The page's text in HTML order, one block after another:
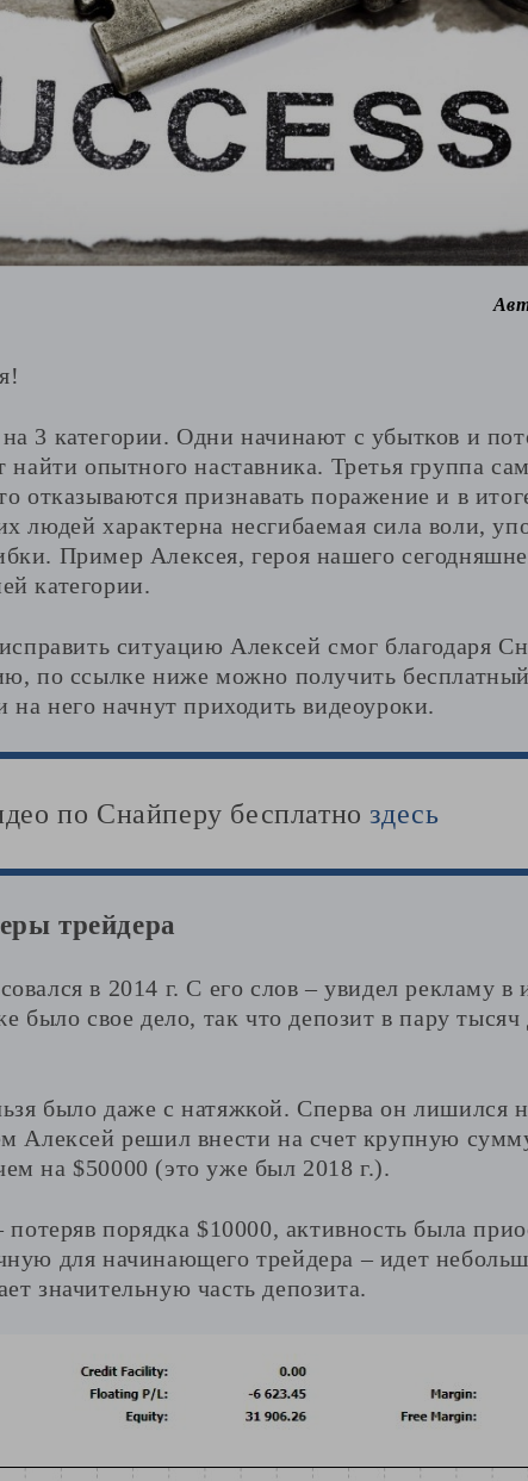
3 категории. Одни начинают с убытков и
найти опытного наставника. Третья группа
отказываются признавать поражение и в
людей характерна несгибаемая сила воли,
Пример Алексея, героя нашего
категории.
ситуацию Алексей смог благодаря
по ссылке ниже можно получить
на него начнут приходить видеоуроки.
по Снайперу бесплатно здесь
трейдера
в 2014 г. С его слов – увидел рекламу
было свое дело, так что депозит в пару тысяч
было даже с натяжкой. Сперва он лишился
Алексей решил внести на счет крупную
на $50000 (это уже был 2018 г.).
потеряв порядка $10000, активность была
для начинающего трейдера – идет
значительную часть депозита.